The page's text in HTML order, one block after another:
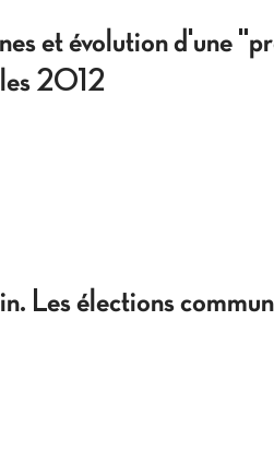
et évolution d'une
2012
Les élections